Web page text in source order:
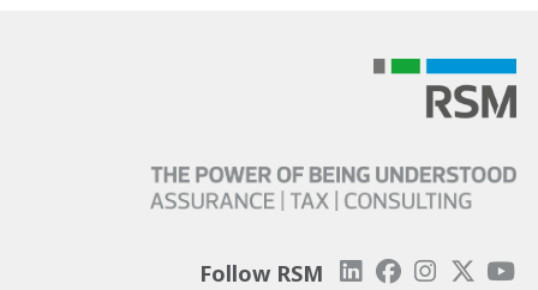
Follow RSM